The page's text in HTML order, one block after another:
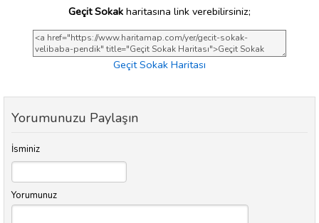
Geçit Sokak haritasına link verebilirsiniz;
Geçit Sokak Haritası
Yorumunuzu Paylaşın
İsminiz
Yorumunuz